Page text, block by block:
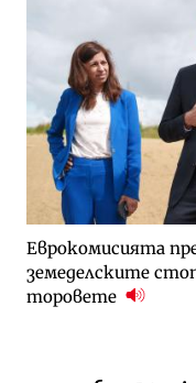
Еврокомисията
земеделските
торовете